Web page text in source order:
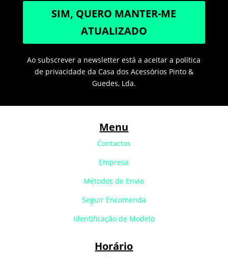
SIM, QUERO MANTER-ME
ATUALIZADO
Ao subscrever a newsletter está a aceitar a política
de privacidade da Casa dos Acessórios Pinto &
Guedes, Lda.
Menu
Contactos
Empresa
Métodos de Envio
Seguir Encomenda
Identificação de Modelo
Horário